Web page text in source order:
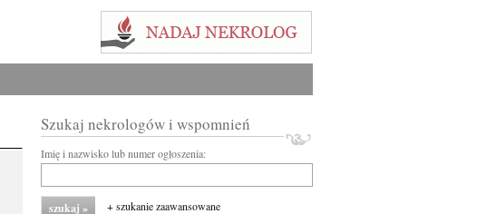
Szukaj nekrologów i wspomnień
Imię i nazwisko lub numer ogłoszenia:
+ szukanie zaawansowane